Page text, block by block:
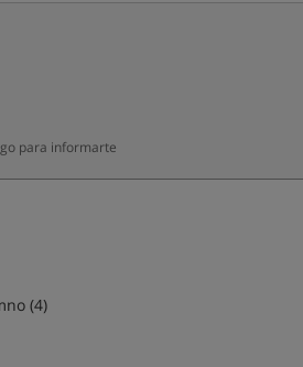
para informarte
(4)